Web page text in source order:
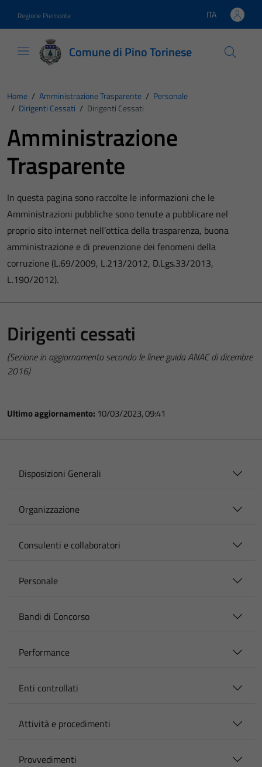
Regione Piemonte Lingua attiva:
ITA
Comune di Pino Torinese
Home / Amministrazione Trasparente / Personale
/ Dirigenti Cessati / Dirigenti Cessati
Amministrazione
Trasparente
In questa pagina sono raccolte le informazioni che le
Amministrazioni pubbliche sono tenute a pubblicare nel
proprio sito internet nell’ottica della trasparenza, buona
amministrazione e di prevenzione dei fenomeni della
corruzione (L.69/2009, L.213/2012, D.Lgs.33/2013,
L.190/2012).
Dirigenti cessati
(Sezione in aggiornamento secondo le linee guida ANAC di dicembre
2016)
Ultimo aggiornamento: 10/03/2023, 09:41
Disposizioni Generali
Organizzazione
Consulenti e collaboratori
Personale
Bandi di Concorso
Performance
Enti controllati
Attività e procedimenti
Provvedimenti